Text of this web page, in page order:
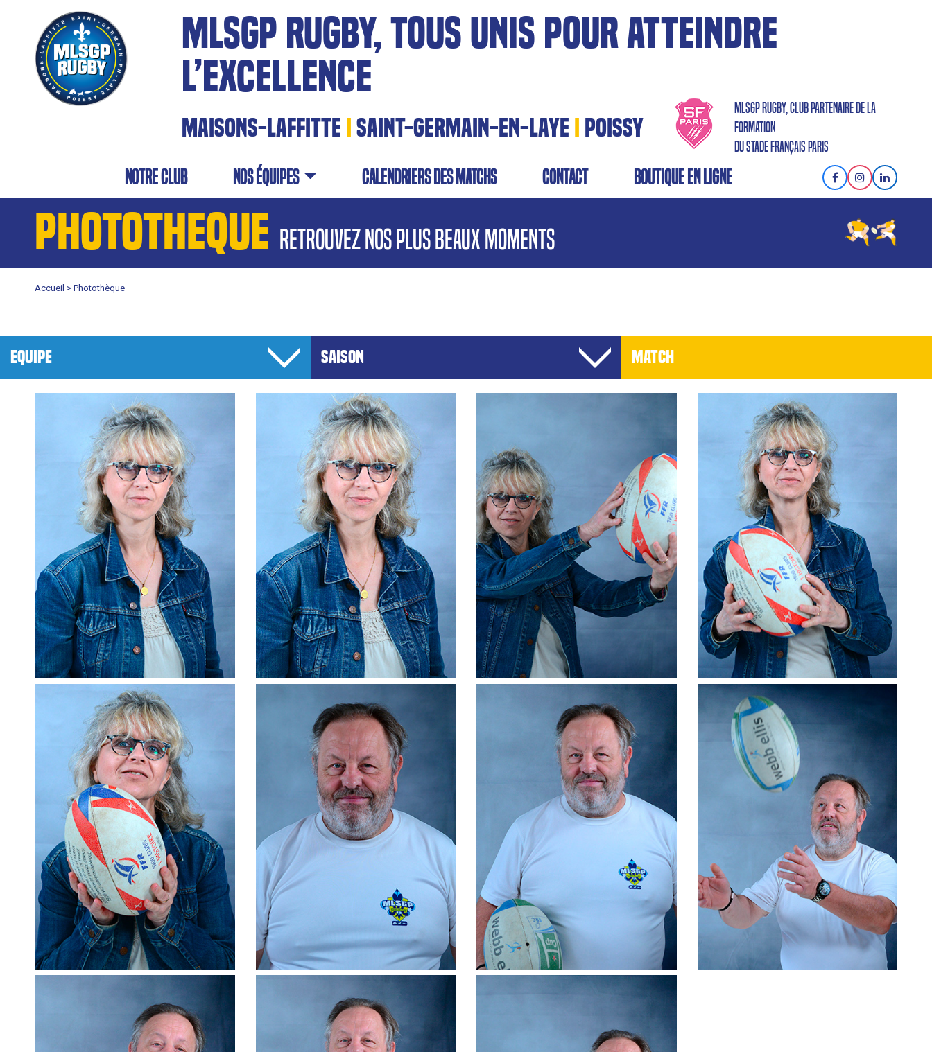
MLSGP RUGBY, TOUS UNIS POUR ATTEINDRE
L’EXCELLENCE
MAISONS-LAFFITTE ISAINT-GERMAIN-EN-LAYE I POISSY
MLSGP RUGBY, CLUB PARTENAIRE DE LA
FORMATION
DU STADE FRANÇAIS PARIS
NOTRE CLUB NOS équipes calendriers des matchs contact BOUTIQUE EN LIGNE
PHOTOTHEQUE retrouvez nos plus beaux moments
Accueil > Photothèque
EQUIPE SAISON MATCH